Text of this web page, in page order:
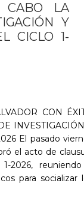
LA
Y
CICLO 1-
CON
El pasado
el acto de
2026,
para socializar